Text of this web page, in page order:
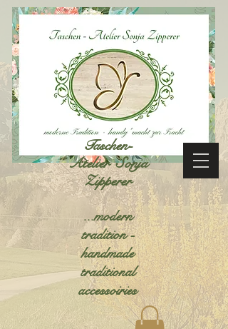
Taschen-
Atelier Sonja
Zipperer
...modern
tradition -
handmade
traditional
accessoiries